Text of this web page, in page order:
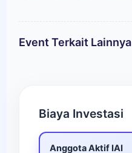
Event Terkait Lainnya
Biaya Investasi
Anggota Aktif IAI